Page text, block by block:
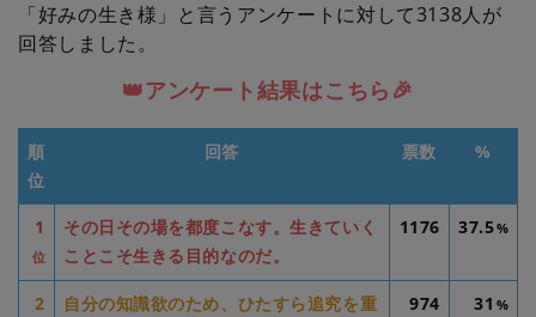
「好みの生き様」と言うアンケートに対して3138人が
回答しました。
👑アンケート結果はこちら🎉
順
位
回答 票数 %
1
位
その日その場を都度こなす。生きていく
ことこそ生きる目的なのだ。
1176 37.5%
2
自分の知識欲のため、ひたすら追究を重
974 31 %